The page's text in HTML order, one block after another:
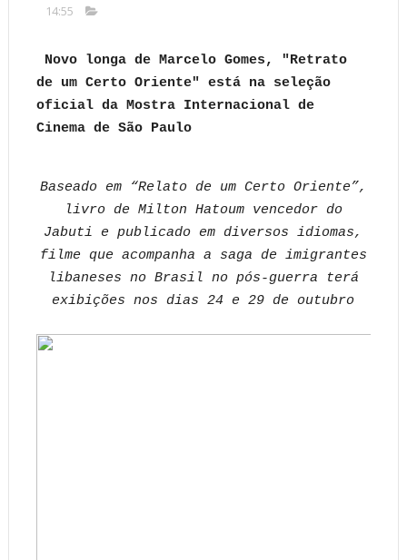
14:55
Novo longa de Marcelo Gomes, "Retrato
de um Certo Oriente" está na seleção
oficial da Mostra Internacional de
Cinema de São Paulo
Baseado em “Relato de um Certo Oriente”,
livro de Milton Hatoum vencedor do
Jabuti e publicado em diversos idiomas,
filme que acompanha a saga de imigrantes
libaneses no Brasil no pós-guerra terá
exibições nos dias 24 e 29 de outubro